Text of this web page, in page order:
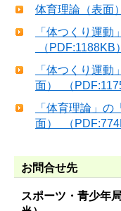
体育理論（表面
「体つくり運動
（PDF:1188KB
「体つくり運
面） （
「体育理論」
面） （
お問合せ先
スポーツ・青少年